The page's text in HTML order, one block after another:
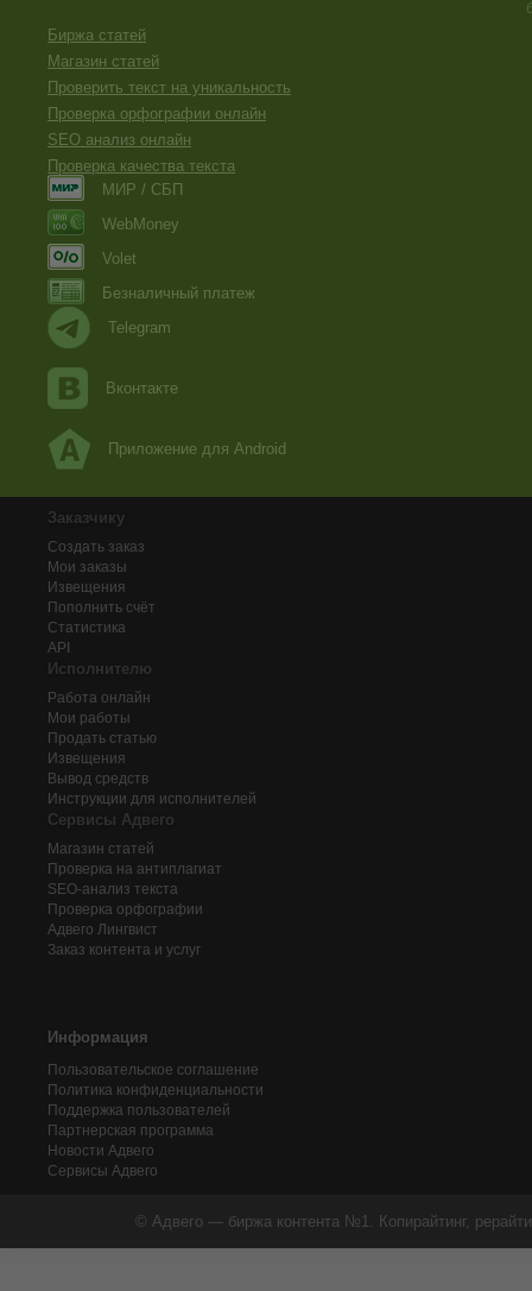
Биржа статей
Магазин статей
Проверить текст на уникальность
Проверка орфографии онлайн
SEO анализ онлайн
Проверка качества текста
МИР / СБП
WebMoney
Volet
Безналичный платеж
Telegram
Вконтакте
Приложение для Android
Заказчику
Создать заказ
Мои заказы
Извещения
Пополнить счёт
Статистика
API
Исполнителю
Работа онлайн
Мои работы
Продать статью
Извещения
Вывод средств
Инструкции для исполнителей
Сервисы Адвего
Магазин статей
Проверка на антиплагиат
SEO-анализ текста
Проверка орфографии
Адвего Лингвист
Заказ контента и услуг
Информация
Пользовательское соглашение
Политика конфиденциальности
Поддержка пользователей
Партнерская программа
Новости Адвего
Сервисы Адвего
© Адвего — биржа контента №1. Копирайтинг,